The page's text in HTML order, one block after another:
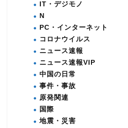
IT・デジモノ
N
PC・インターネット
コロナウイルス
ニュース速報
ニュース速報VIP
中国の日常
事件・事故
原発関連
国際
地震・災害